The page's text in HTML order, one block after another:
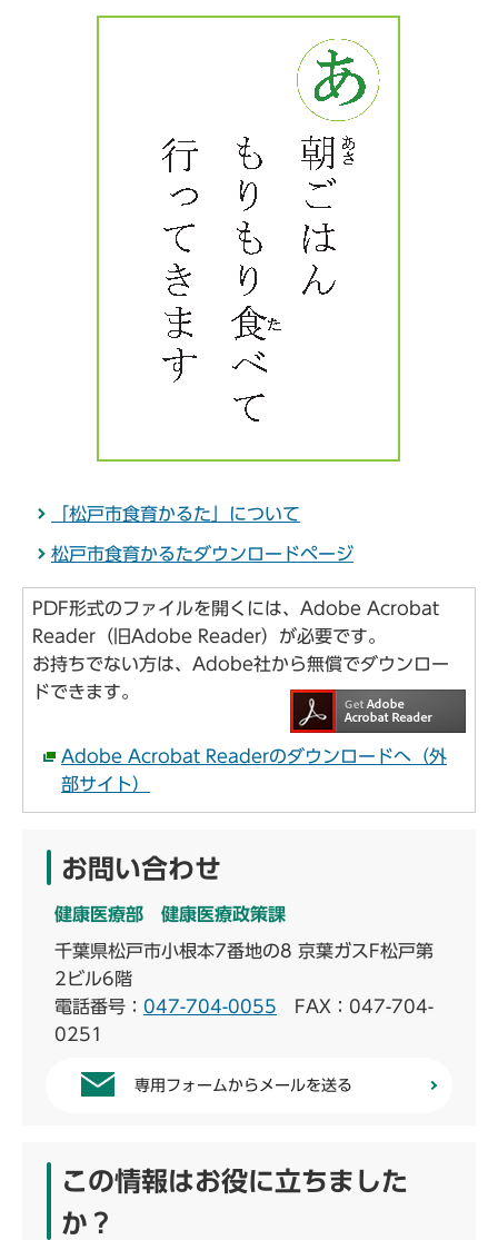
「松戸市食育かるた」について
松戸市食育かるたダウンロードページ
PDF形式のファイルを開くには、Adobe Acrobat
Reader（旧Adobe Reader）が必要です。
お持ちでない方は、Adobe社から無償でダウンロー
ドできます。
Adobe Acrobat Readerのダウンロードへ（外
部サイト）
お問い合わせ
健康医療部 健康医療政策課
千葉県松戸市小根本7番地の8 京葉ガスF松戸第
2ビル6階
電話番号： 047-704-0055 FAX：047-704-
0251
専用フォームからメールを送る
この情報はお役に立ちました
か？